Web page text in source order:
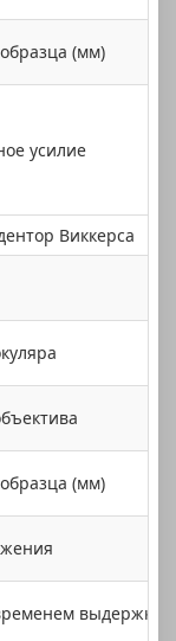
(мм)
усилие
Виккерса
(мм)
выдержки